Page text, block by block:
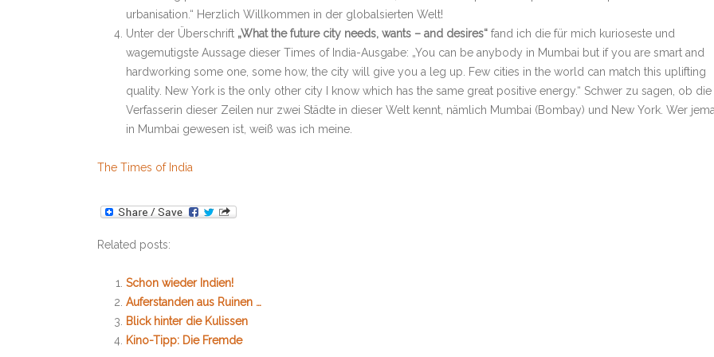
urbanisation.“ Herzlich Willkommen in der globalsierten Welt!
Unter der Überschrift „What the future city needs, wants – and desires“ fand ich die für mich kurioseste und
wagemutigste Aussage dieser Times of India-Ausgabe: „You can be anybody in Mumbai but if you are smart and
hardworking some one, some how, the city will give you a leg up. Few cities in the world can match this uplifting
quality. New York is the only other city I know which has the same great positive energy.“ Schwer zu sagen, ob die
Verfasserin dieser Zeilen nur zwei Städte in dieser Welt kennt, nämlich Mumbai (Bombay) und New York. Wer
in Mumbai gewesen ist, weiß was ich meine.
The Times of India
Related posts:
Schon wieder Indien!
Auferstanden aus Ruinen …
Blick hinter die Kulissen
Kino-Tipp: Die Fremde